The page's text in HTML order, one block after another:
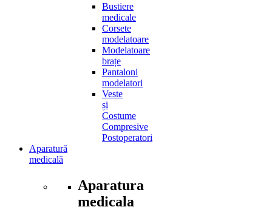
Bustiere
medicale
Corsete
modelatoare
Modelatoare
brațe
Pantaloni
modelatori
Veste
și
Costume
Compresive
Postoperatori
Aparatură
medicală
Aparatura
medicala